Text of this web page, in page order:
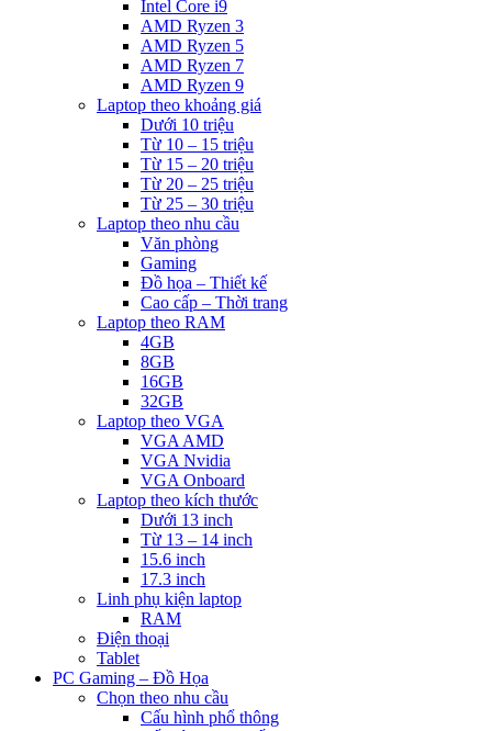
Intel Core i9
AMD Ryzen 3
AMD Ryzen 5
AMD Ryzen 7
AMD Ryzen 9
Laptop theo khoảng giá
Dưới 10 triệu
Từ 10 – 15 triệu
Từ 15 – 20 triệu
Từ 20 – 25 triệu
Từ 25 – 30 triệu
Laptop theo nhu cầu
Văn phòng
Gaming
Đồ họa – Thiết kế
Cao cấp – Thời trang
Laptop theo RAM
4GB
8GB
16GB
32GB
Laptop theo VGA
VGA AMD
VGA Nvidia
VGA Onboard
Laptop theo kích thước
Dưới 13 inch
Từ 13 – 14 inch
15.6 inch
17.3 inch
Linh phụ kiện laptop
RAM
Điện thoại
Tablet
PC Gaming – Đồ Họa
Chọn theo nhu cầu
Cấu hình phổ thông